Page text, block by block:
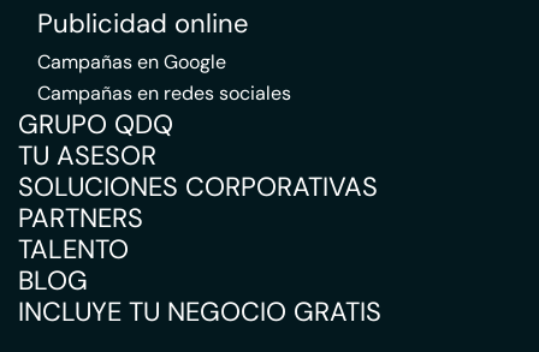
Publicidad online
Campañas en Google
Campañas en redes sociales
GRUPO QDQ
TU ASESOR
SOLUCIONES CORPORATIVAS
PARTNERS
TALENTO
BLOG
INCLUYE TU NEGOCIO GRATIS